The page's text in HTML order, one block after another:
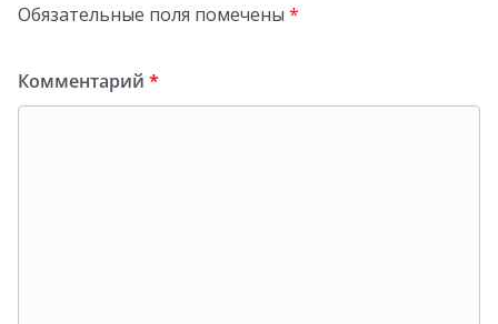
Обязательные поля помечены *
Комментарий *